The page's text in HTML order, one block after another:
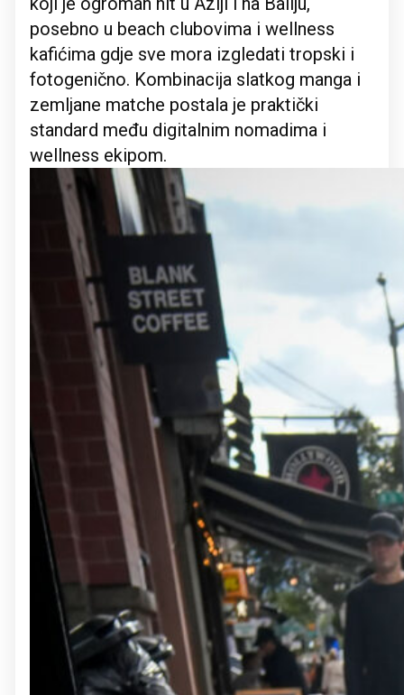
posebno u beach clubovima i wellness
kafićima gdje sve mora izgledati tropski i
fotogenično. Kombinacija slatkog manga i
zemljane matche postala je praktički
standard među digitalnim nomadima i
wellness ekipom.